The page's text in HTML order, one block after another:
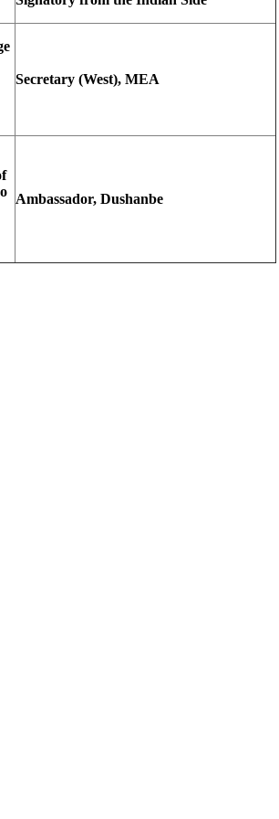
Secretary (West), MEA
Ambassador, Dushanbe